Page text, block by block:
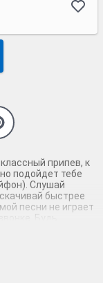
припев, к
подойдет тебе
Слушай
быстрее
песни не играет
Будь
музыки и оценит
мелодию на айфон